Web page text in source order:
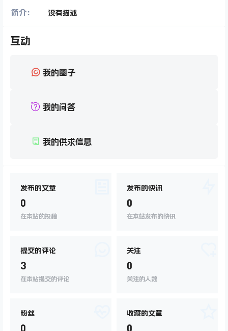
简介： 没有描述
互动
我的圈子
我的问答
我的供求信息
发布的文章
0
在本站的投稿
发布的快讯
0
在本站发布的快讯
提交的评论
3
在本站提交的评论
关注
0
关注的人数
粉丝
0
收藏的文章
0